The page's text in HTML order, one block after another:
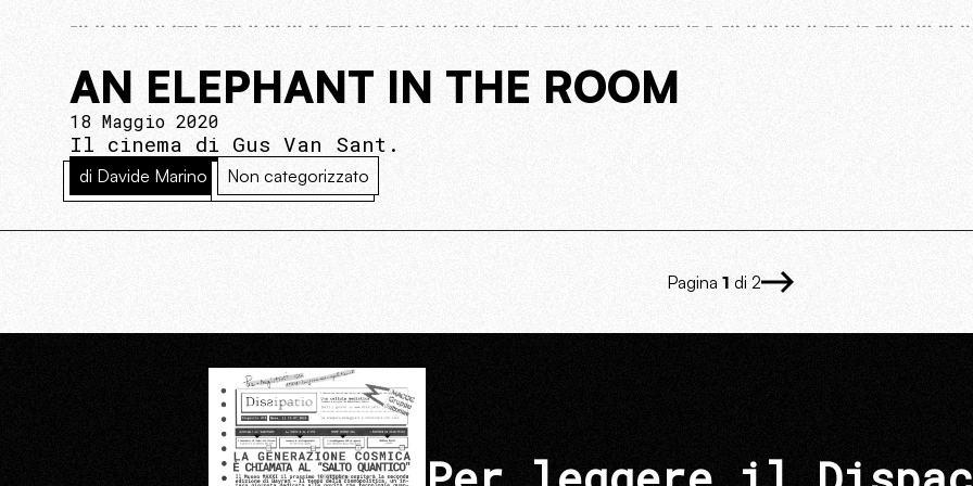
AN ELEPHANT IN THE ROOM
18 Maggio 2020
Il cinema di Gus Van Sant.
di Davide Marino Non categorizzato
Pagina 1 di 2